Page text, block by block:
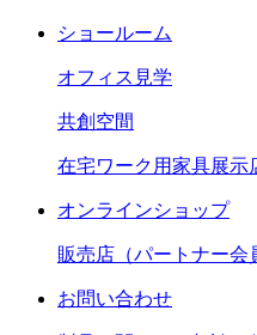
ショールーム
オフィス見学
共創空間
在宅ワーク用家具展示
オンラインショップ
販売店（パートナー会
お問い合わせ